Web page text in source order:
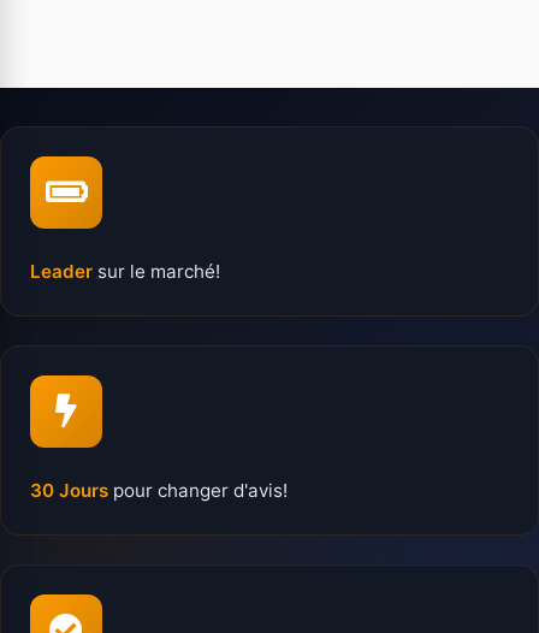
Leader sur le marché!
30 Jours pour changer d'avis!